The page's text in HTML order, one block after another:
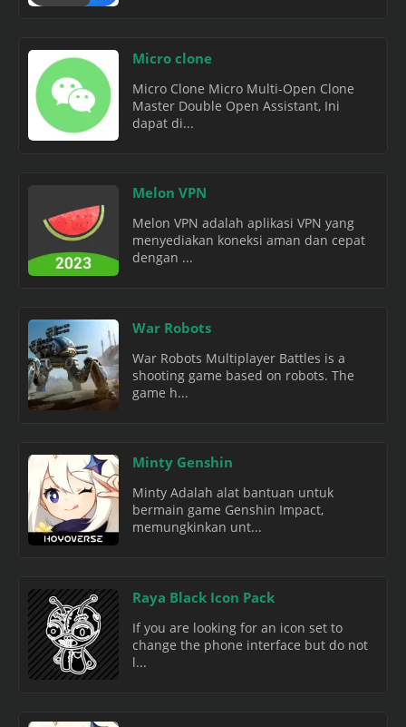
Micro clone
Micro Clone Micro Multi-Open Clone
Master Double Open Assistant, Ini
dapat di...
Melon VPN
Melon VPN adalah aplikasi VPN yang
menyediakan koneksi aman dan cepat
dengan ...
War Robots
War Robots Multiplayer Battles is a
shooting game based on robots. The
game h...
Minty Genshin
Minty Adalah alat bantuan untuk
bermain game Genshin Impact,
memungkinkan unt...
Raya Black Icon Pack
If you are looking for an icon set to
change the phone interface but do not
l...